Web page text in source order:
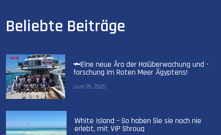
Beliebte Beiträge
🦈Eine neue Ära der Haiüberwachung und -
forschung im Roten Meer Ägyptens!
Juni 29, 2025
White Island – So haben Sie sie noch nie
erlebt, mit VIP Shrouq